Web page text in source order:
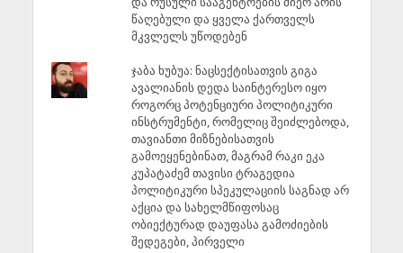
წაღებული და ყველა ქართველს
მკვლელს უწოდებენ
ჯაბა ხუბუა: ნაცსექტისათვის გიგა
ავალიანის დედა საინტერესო იყო
როგორც პოტენციური პოლიტიკური
ინსტრუმენტი, რომელიც შეიძლებოდა,
თავიანთი მიზნებისათვის
გამოეყენებინათ, მაგრამ რაკი ეკა
კუპატაძემ თავისი ტრაგედია
პოლიტიკური სპეკულაციის საგნად არ
აქცია და სახელმწიფოსაც
ობიექტურად დაუფასა გამოძიების
შედეგები, პირველი